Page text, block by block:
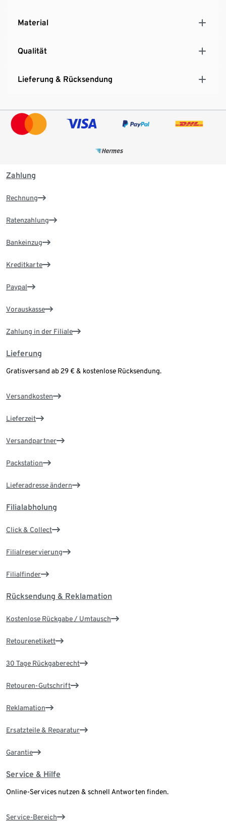
Material
Qualität
Lieferung & Rücksendung
Zahlung
Rechnung
Ratenzahlung
Bankeinzug
Kreditkarte
Paypal
Vorauskasse
Zahlung in der Filiale
Lieferung
Gratisversand ab 29 € & kostenlose Rücksendung.
Versandkosten
Lieferzeit
Versandpartner
Packstation
Lieferadresse ändern
Filialabholung
Click & Collect
Filialreservierung
Filialfinder
Rücksendung & Reklamation
Kostenlose Rückgabe / Umtausch
Retourenetikett
30 Tage Rückgaberecht
Retouren-Gutschrift
Reklamation
Ersatzteile & Reparatur
Garantie
Service & Hilfe
Online-Services nutzen & schnell Antworten finden.
Service-Bereich